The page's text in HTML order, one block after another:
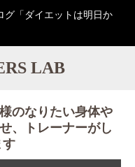
グ「ダイエットは明日か
LAB
のなりたい身体や
、トレーナーがし
す